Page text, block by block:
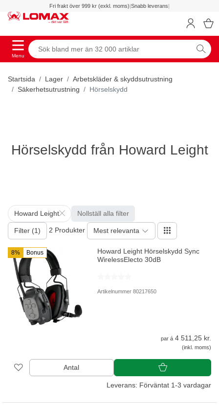
Fri frakt över 999 kr (exkl. moms)|Snabb leverans|
Menu
Startsida Lager
Arbetskläder & skyddsutrustning
Säkerhetsutrustning
Hörselskydd
Hörselskydd från Howard Leight
Howard Leight Nollställ alla filter
Filter (1) 2 Produkter Mest relevanta
8% Bonus
Howard Leight Hörselskydd Sync
WirelessElecto 30dB
Artikelnummer 80217650
par á 4 511,25 kr.
(inkl. moms)
Antal
Leverans: Förväntat 1-3 vardagar